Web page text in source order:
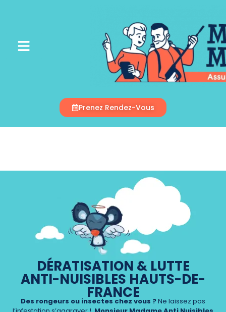
Appelez-Nous
Prenez Rendez-Vous
DÉRATISATION & LUTTE
ANTI-NUISIBLES HAUTS-DE-
FRANCE
Des rongeurs ou insectes chez vous ?Ne laissez pas